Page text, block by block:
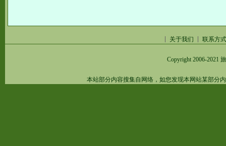
关于我们 联系方式
Copyright 2006-2021
本站部分内容搜集自网络，如您发现本网站某部分